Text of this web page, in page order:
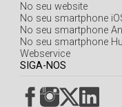
No seu website
No seu smartphone
No seu smartphone
No seu smartphone
Webservice
SIGA-NOS